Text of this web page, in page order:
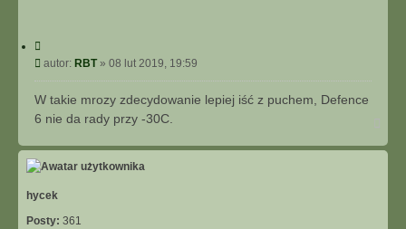
A
A
N
O
W
y
j
P
o
s
autor: RBT» 08 lut 2019, 19:59
W takie mrozy zdecydowanie lepiej iść z puchem, Defence
6 nie da rady przy -30C.
g
hycek
Posty: 361